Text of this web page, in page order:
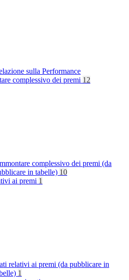
sulla Performance
complessivo dei premi 12
complessivo dei premi (da
in tabelle) 10
ai premi 1
relativi ai premi (da pubblicare in
1